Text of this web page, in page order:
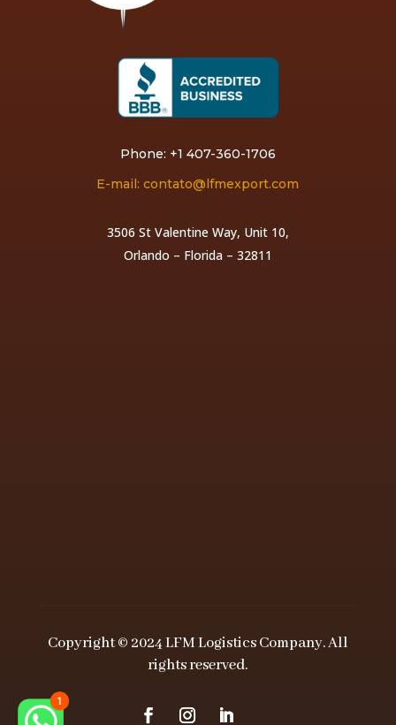
Phone: +1 407-360-1706
E-mail: contato@lfmexport.com
3506 St Valentine Way, Unit 10,
Orlando – Florida – 32811
Copyright © 2024 LFM Logistics Company. All
rights reserved.